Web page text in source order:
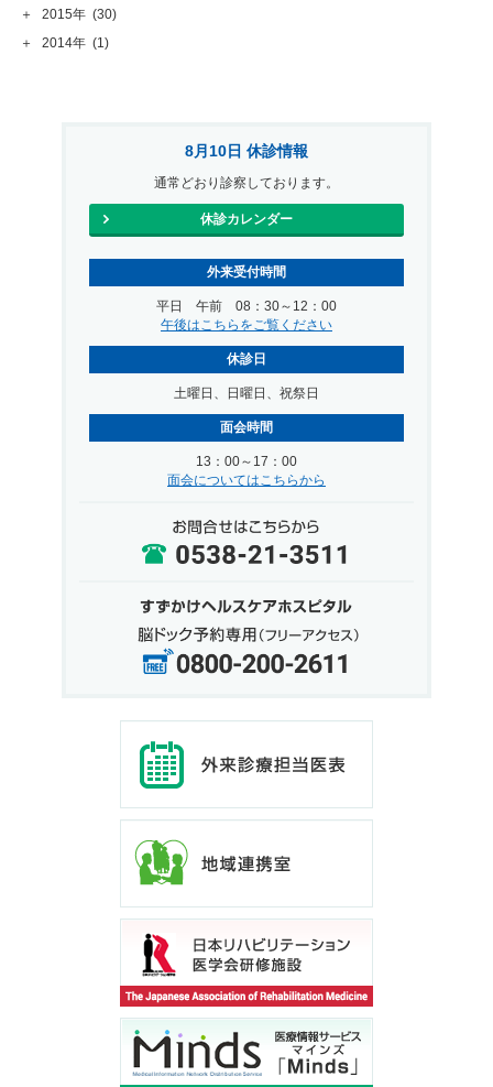
＋ 2015年 (30)
＋
2014年 (1)
8月10日 休診情報
通常どおり診察しております。
休診カレンダー
外来受付時間
平日 午前 08：30～12：00
午後はこちらをご覧ください
休診日
土曜日、日曜日、祝祭日
面会時間
13：00～17：00
面会についてはこちらから